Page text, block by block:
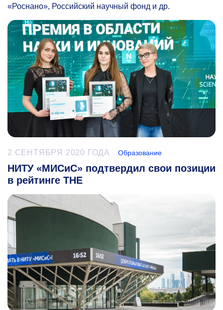
«Роснано», Российский научный фонд и др.
2 СЕНТЯБРЯ 2020 ГОДА Образование
НИТУ «МИСиС» подтвердил свои позиции
в рейтинге THE